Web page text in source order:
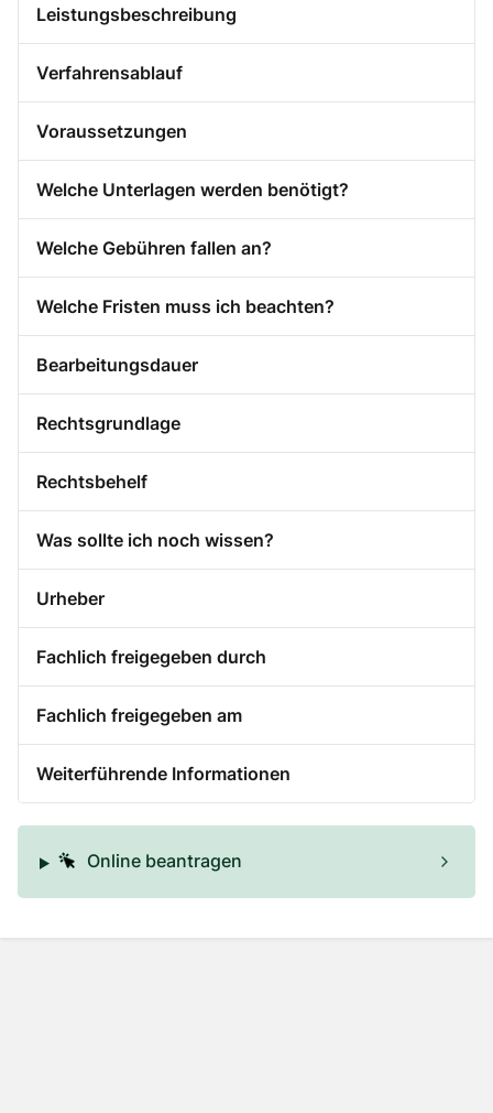
Leistungsbeschreibung
Verfahrensablauf
Voraussetzungen
Welche Unterlagen werden benötigt?
Welche Gebühren fallen an?
Welche Fristen muss ich beachten?
Bearbeitungsdauer
Rechtsgrundlage
Rechtsbehelf
Was sollte ich noch wissen?
Urheber
Fachlich freigegeben durch
Fachlich freigegeben am
Weiterführende Informationen
Online beantragen